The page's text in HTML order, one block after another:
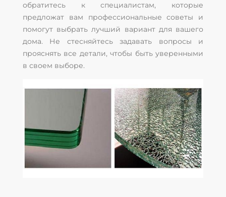
обратитесь к специалистам, которые
предложат вам профессиональные советы и
помогут выбрать лучший вариант для вашего
дома. Не стесняйтесь задавать вопросы и
прояснять все детали, чтобы быть уверенными
в своем выборе.